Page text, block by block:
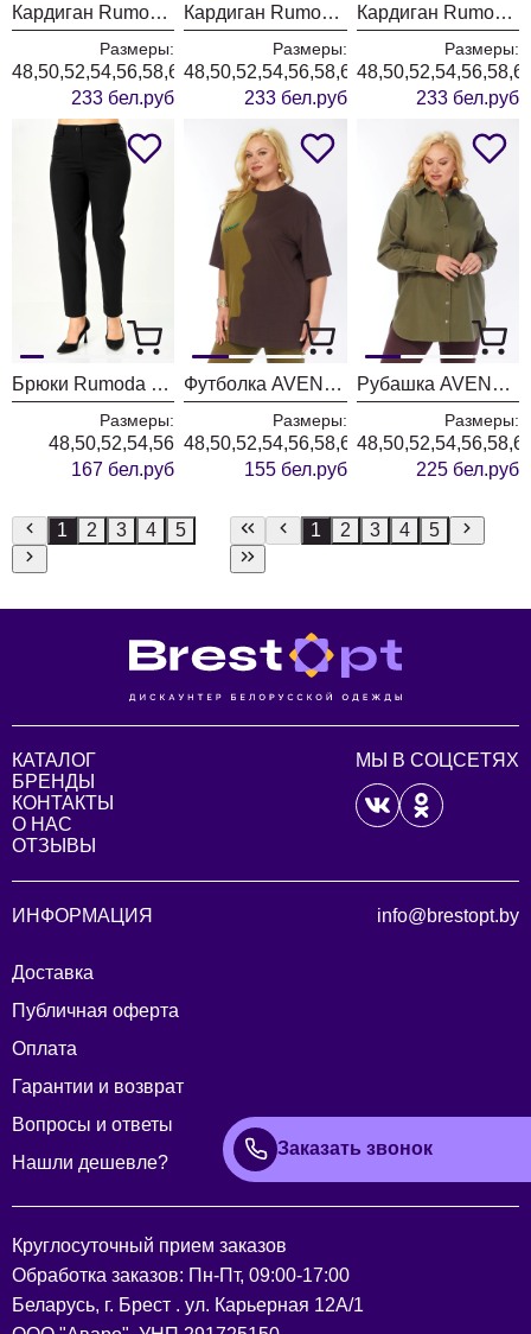
Кардиган Rumoda 2019 бордовый
Размеры:
48,50,52,54,56,58,60,62
233 бел.руб
Кардиган Rumoda 2019 темно-зеленый
Размеры:
48,50,52,54,56,58,60,62
233 бел.руб
Кардиган Rumoda 2019 экрю
Размеры:
233 бел.руб
Брюки Rumoda 2289 черные
Размеры:
48,50,52,54,56
167 бел.руб
Футболка AVENUE 0339-1
Размеры:
48,50,52,54,56,58,60,62,64,66,68,70,72
155 бел.руб
Рубашка AVENUE 0321-3
Размеры:
225 бел.руб
1 2 3 4 5 1 2 3 4 5
КАТАЛОГ
БРЕНДЫ
КОНТАКТЫ
О НАС
ОТЗЫВЫ
МЫ В СОЦСЕТЯХ
ИНФОРМАЦИЯ
Доставка
Публичная оферта
Оплата
Гарантии и возврат
Вопросы и ответы
Нашли дешевле?
info@brestopt.by
Заказать звонок
Круглосуточный прием заказов
Обработка заказов: Пн-Пт, 09:00-17:00
Беларусь, г. Брест . ул. Карьерная 12А/1